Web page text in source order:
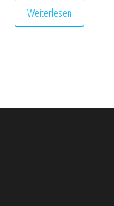
Weiterlesen